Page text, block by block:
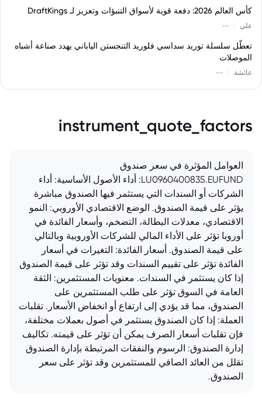
كأس العالم 2026: دفعة قوية لأسواق التنبؤات وتعزيز لـ DraftKings
علي --
تعطّل سلسلة توريد سداسي فلوريد التنجستن الياباني يهدد صناعة أشباه
الموصلات
عائشة --
instrument_quote_factors
العوامل المؤثرة في سعر صندوق
LU0960400835.EUFUND: أداء الأصول الأساسية: أداء
الشركات أو السندات التي يستثمر فيها الصندوق مباشرة
يؤثر على قيمة الصندوق. الوضع الاقتصادي الأوروبي: النمو
الاقتصادي، معدلات البطالة، التضخم، وأسعار الفائدة في
أوروبا تؤثر على الأداء المالي للشركات الأوروبية وبالتالي
على قيمة الصندوق. أسعار الفائدة: التغيرات في أسعار
الفائدة تؤثر على تقييم السندات وقد تؤثر على قيمة الصندوق
إذا كان يستثمر في السندات. معنويات المستثمرين: الثقة
العامة في السوق تؤثر على طلب المستثمرين على
الصندوق، مما قد يؤدي إلى ارتفاع أو انخفاض الأسعار. تقلبات
العملة: إذا كان الصندوق يستثمر في أصول بعملات مختلفة،
فإن تقلبات أسعار الصرف يمكن أن تؤثر على قيمته. تكاليف
إدارة الصندوق: الرسوم والنفقات المرتبطة بإدارة الصندوق
تقلل من العائد الصافي للمستثمرين وقد تؤثر على سعر
الصندوق.